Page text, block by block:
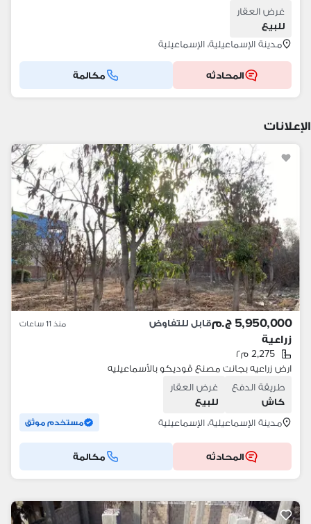
غرض العقار
للبيع
مدينة الإسماعيلية، الإسماعيلية
المحادثه مكالمة
الإعلانات
5,950,000 ج.م قابل للتفاوض منذ 11 ساعات
زراعية
2,275 م٢
ارض زراعيه بجانت مصنع ڤوديكو بالأسماعيليه
طريقة الدفع
كاش
غرض العقار
للبيع
مدينة الإسماعيلية، الإسماعيلية
مستخدم موثق
المحادثه مكالمة